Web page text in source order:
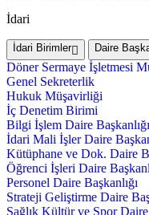
İdari
İdari Birimler Daire
Döner Sermaye İşletmesi
Genel Sekreterlik
Hukuk Müşavirliği
İç Denetim Birimi
Bilgi İşlem Daire Başkanlığı
İdari Mali İşler Daire
Kütüphane ve Dok. Daire
Öğrenci İşleri Daire
Personel Daire Başkanlığı
Strateji Geliştirme Daire
Sağlık Kültür ve Spor Daire